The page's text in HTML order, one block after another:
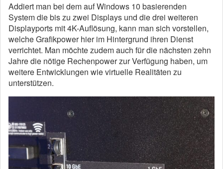
Addiert man bei dem auf Windows 10 basierenden
System die bis zu zwei Displays und die drei weiteren
Displayports mit 4K-Auflösung, kann man sich vorstellen,
welche Grafikpower hier im Hintergrund ihren Dienst
verrichtet. Man möchte zudem auch für die nächsten zehn
Jahre die nötige Rechenpower zur Verfügung haben, um
weitere Entwicklungen wie virtuelle Realitäten zu
unterstützen.